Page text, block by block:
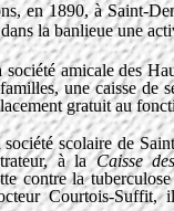
en 1890, à Saint-
la banlieue une
amicale des
une caisse de
gratuit au
scolaire de
à laCaisse
contre la
Courtois-Suffit,